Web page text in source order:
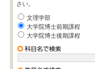
さい。
文理学部
大学院博士前期課程
大学院博士後期課程